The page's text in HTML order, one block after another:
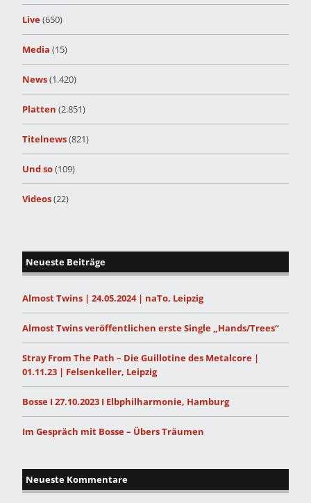
Live(650)
Media (15)
News(1.420)
Platten (2.851)
Titelnews(821)
Und so(109)
Videos(22)
Neueste Beiträge
Almost Twins | 24.05.2024 | naTo, Leipzig
Almost Twins veröffentlichen erste Single „Hands/Trees“
Stray From The Path – Die Guillotine des Metalcore |
01.11.23 | Felsenkeller, Leipzig
Bosse I 27.10.2023 I Elbphilharmonie, Hamburg
Im Gespräch mit Bosse – Übers Träumen
Neueste Kommentare